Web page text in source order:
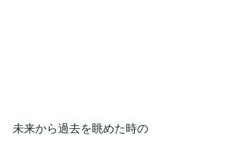
未来から過去を眺めた時の